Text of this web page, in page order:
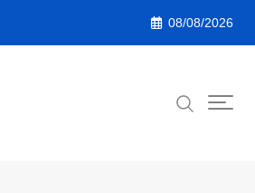
08/08/2026